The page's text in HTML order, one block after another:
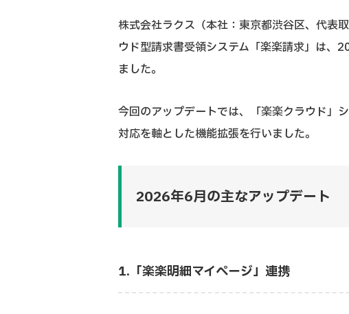
株式会社ラクス（本社：東京都渋谷区、代表
ウド型請求書受領システム「楽楽請求」は、
ました。
今回のアップデートでは、「楽楽クラウド」
対応を軸とした機能拡張を行いました。
2026年6月の主なアップデート
1.「楽楽明細マイページ」連携